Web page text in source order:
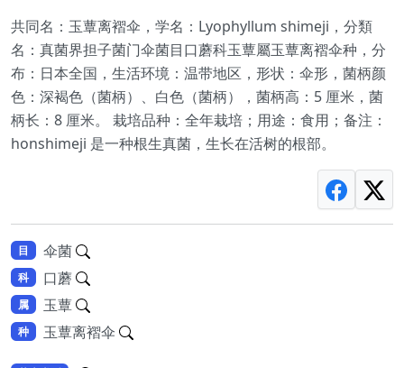
共同名：玉蕈离褶伞，学名：Lyophyllum shimeji，分類
名：真菌界担子菌门伞菌目口蘑科玉蕈屬玉蕈离褶伞种，分
布：日本全国，生活环境：温带地区，形状：伞形，菌柄颜
色：深褐色（菌柄）、白色（菌柄），菌柄高：5 厘米，菌
柄长：8 厘米。 栽培品种：全年栽培；用途：食用；备注：
honshimeji 是一种根生真菌，生长在活树的根部。
目 伞菌
科 口蘑
属 玉蕈
种 玉蕈离褶伞